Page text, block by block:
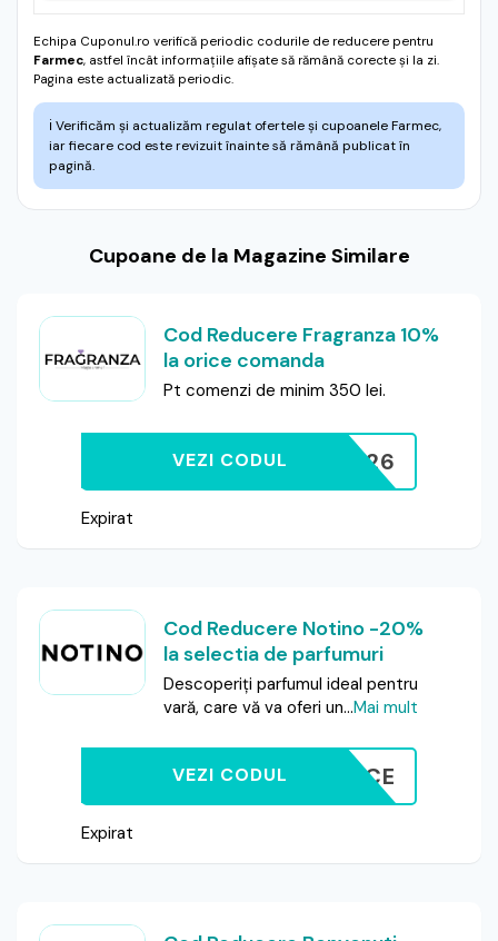
Echipa Cuponul.ro verifică periodic codurile de reducere pentru
Farmec, astfel încât informațiile afișate să rămână corecte și la zi.
Pagina este actualizată periodic.
ℹ️ Verificăm și actualizăm regulat ofertele și cupoanele Farmec,
iar fiecare cod este revizuit înainte să rămână publicat în
pagină.
Cupoane de la Magazine Similare
Cod Reducere Fragranza 10%
la orice comanda
Pt comenzi de minim 350 lei.
VARA26
VEZI CODUL
Expirat
Cod Reducere Notino -20%
la selectia de parfumuri
Descoperiți parfumul ideal pentru
vară, care vă va oferi un...Mai mult
FRAGRANCE
VEZI CODUL
Expirat